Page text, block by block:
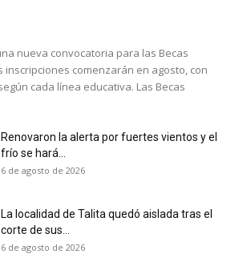
nueva convocatoria para las Becas
inscripciones comenzarán en agosto, con
cada línea educativa. Las Becas
Renovaron la alerta por fuertes vientos y el
frío se hará...
6 de agosto de 2026
La localidad de Talita quedó aislada tras el
corte de sus...
6 de agosto de 2026